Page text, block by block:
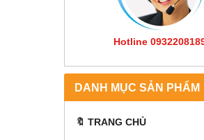
Hotline
DANH MỤC SẢN PHẨM
🔖 TRANG CHỦ